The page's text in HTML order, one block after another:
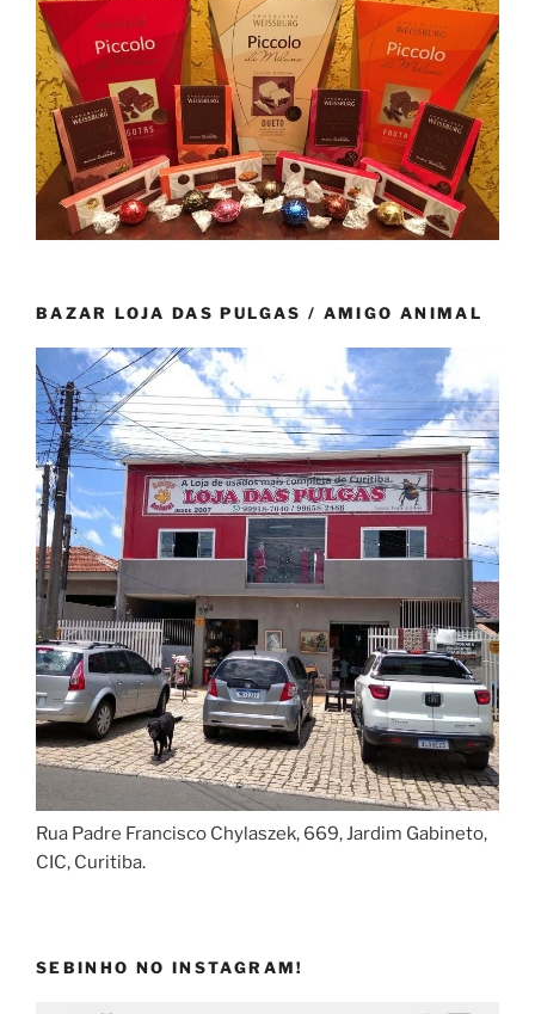
BAZAR LOJA DAS PULGAS / AMIGO ANIMAL
Rua Padre Francisco Chylaszek, 669, Jardim Gabineto,
CIC, Curitiba.
SEBINHO NO INSTAGRAM!